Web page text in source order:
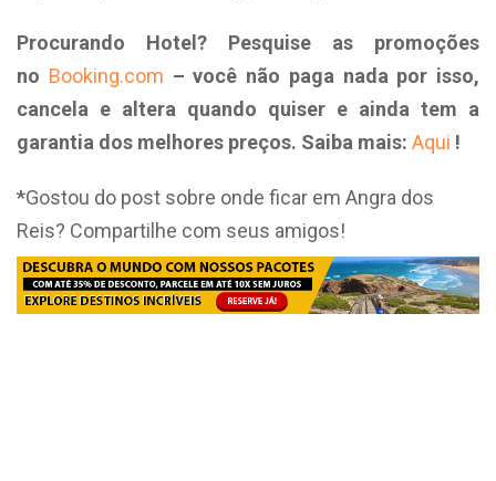
Procurando Hotel?
Pesquise as promoções
no Booking.com – você não paga nada por isso,
cancela e altera quando quiser e ainda tem a
garantia dos melhores preços. Saiba mais: Aqui !
*Gostou do post sobre onde ficar em Angra dos
Reis? Compartilhe com seus amigos!